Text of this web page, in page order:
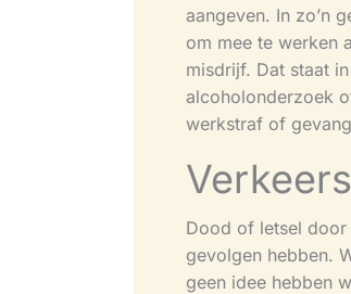
aangeven. In zo’n
om mee te werken
misdrijf. Dat staat
alcoholonderzoek
werkstraf of
Dood of letsel door
gevolgen hebben.
geen idee hebben